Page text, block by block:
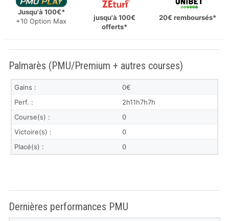
Jusqu'à 100€*
+10 Option Max
jusqu'à 100€
offerts*
20€ remboursés*
Palmarès (PMU/Premium + autres courses)
Gains :
0€
Perf. :
2h11h7h7h
Course(s) :
0
Victoire(s) :
0
Placé(s) :
0
Dernières performances PMU